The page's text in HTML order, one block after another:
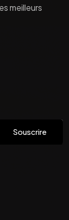
meilleurs
Souscrire